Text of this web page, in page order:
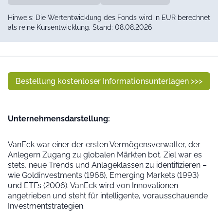
Hinweis: Die Wertentwicklung des Fonds wird in EUR berechnet
als reine Kursentwicklung. Stand: 08.08.2026
Bestellung kostenloser Informationsunterlagen >>>
Unter­nehmens­dar­stellung:
VanEck war einer der ersten Vermögensverwalter, der
Anlegern Zugang zu globalen Märkten bot. Ziel war es
stets, neue Trends und Anlageklassen zu identifizieren –
wie Goldinvestments (1968), Emerging Markets (1993)
und ETFs (2006). VanEck wird von Innovationen
angetrieben und steht für intelligente, vorausschauende
Investmentstrategien.